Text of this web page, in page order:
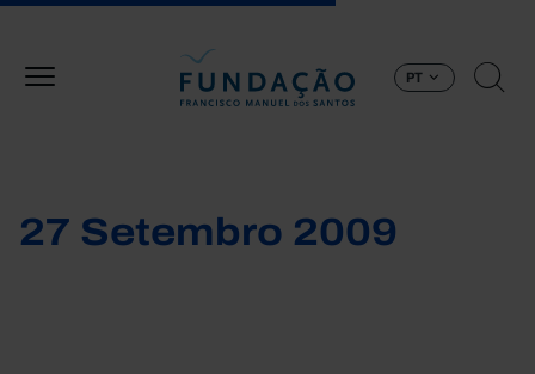
PT
27 Setembro 2009